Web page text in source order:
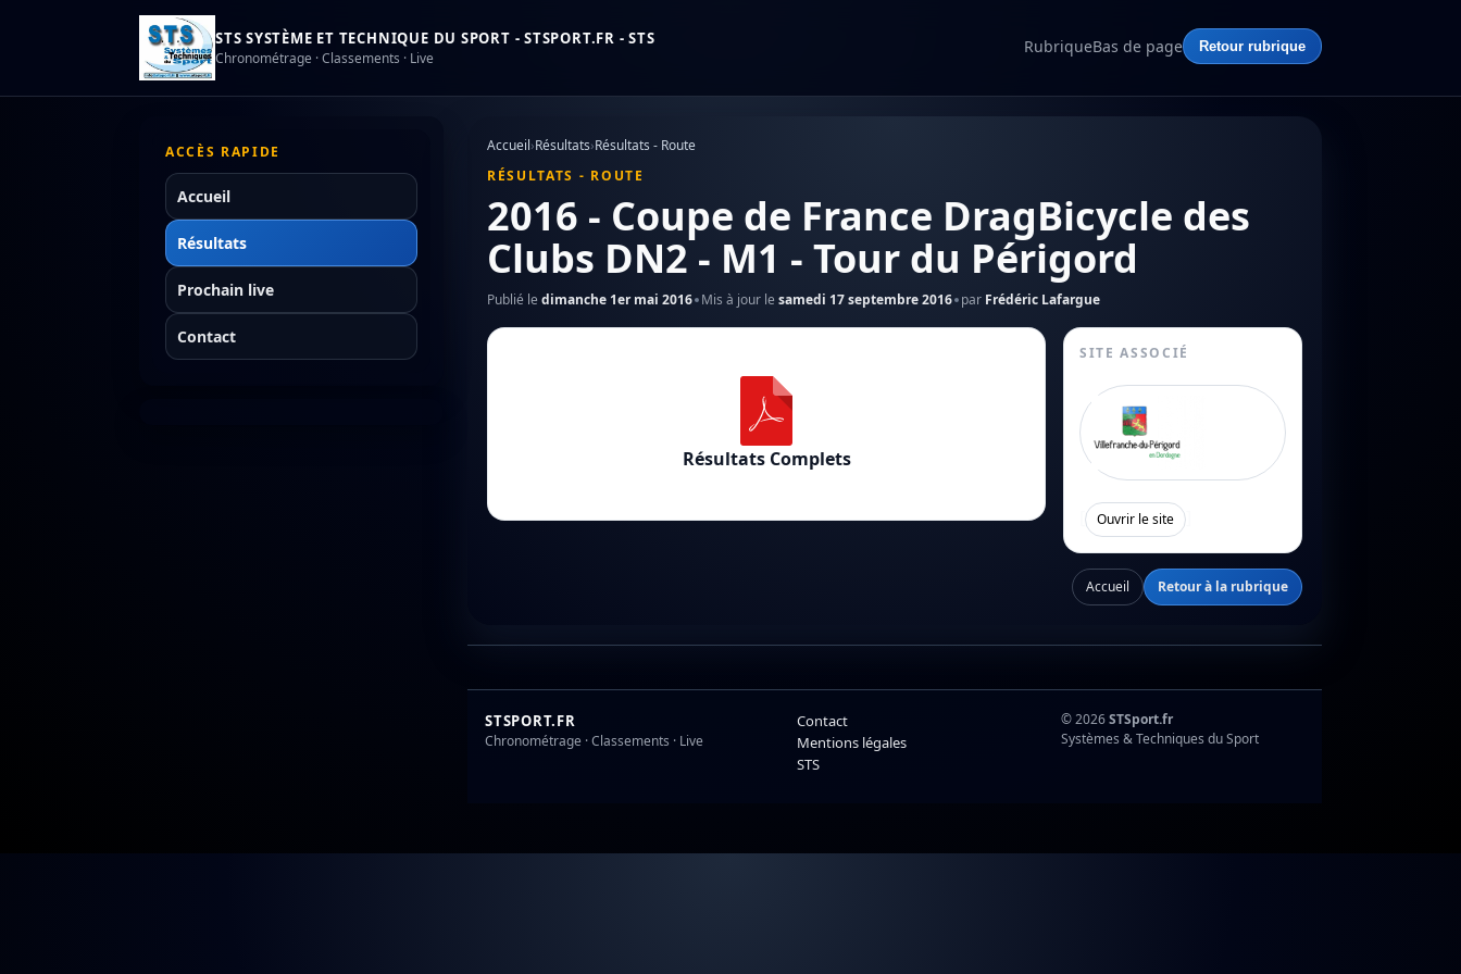
STS SYSTÈME ET TECHNIQUE DU SPORT - STSPORT.FR - STS
Chronométrage · Classements · Live
RubriqueBas de page Retour rubrique
ACCÈS RAPIDE
Accueil
Résultats
Prochain live
Contact
Accueil›Résultats›Résultats - Route
RÉSULTATS - ROUTE
2016 - Coupe de France DragBicycle des
Clubs DN2 - M1 - Tour du Périgord
Publié le dimanche 1er mai 2016 Mis à jour le samedi 17 septembre 2016 par Frédéric Lafargue
Résultats Complets
SITE ASSOCIÉ
Ouvrir le site
Accueil Retour à la rubrique
STSPORT.FR
Chronométrage · Classements · Live
Contact
Mentions légales
STS
© 2026STSport.fr
Systèmes & Techniques du Sport